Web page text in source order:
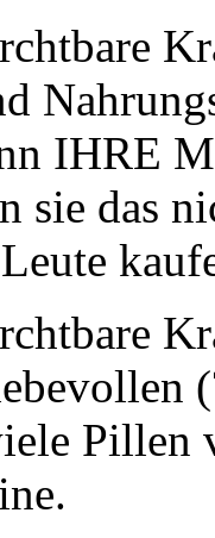
IHRE
sie das
Pillen